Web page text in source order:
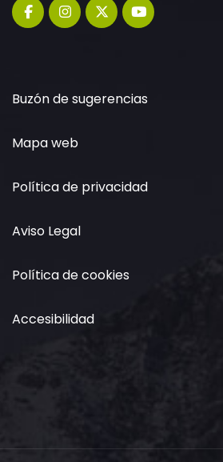
Buzón de sugerencias
Mapa web
Política de privacidad
Aviso Legal
Política de cookies
Accesibilidad